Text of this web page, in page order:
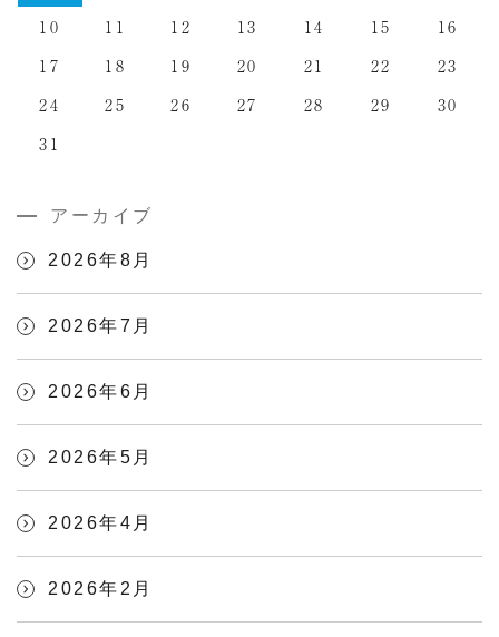
10
11 12 13 14 15
16
17
18 19 20 21 22
23
24
25 26 27 28 29
30
31
アーカイブ
2026年8月
2026年7月
2026年6月
2026年5月
2026年4月
2026年2月